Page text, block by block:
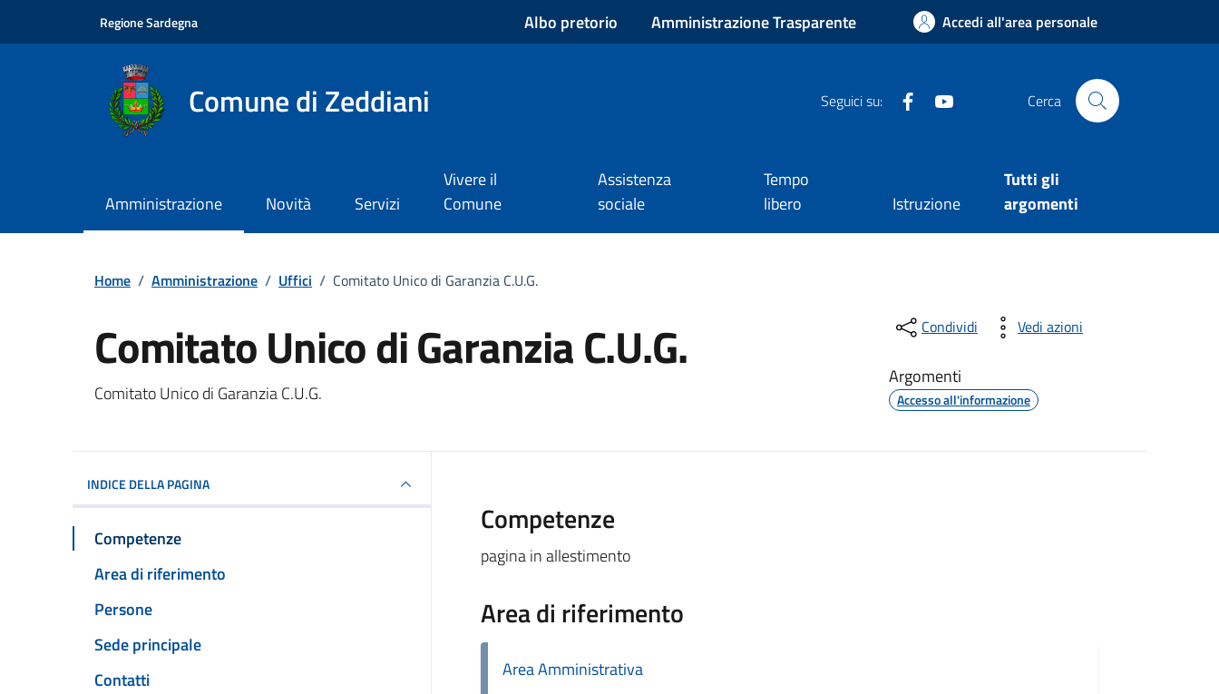
Regione Sardegna Albo pretorio Amministrazione Trasparente Accedi all'area personale
Comune di Zeddiani Seguici su: Facebook Cerca
Amministrazione Novità Servizi
Vivere il
Comune
Assistenza
sociale
Tempo
libero
Istruzione
Tutti gli
argomenti
Home / Amministrazione / Uffici / Comitato Unico di Garanzia C.U.G.
Comitato Unico di Garanzia C.U.G.
Descrizione breve
Comitato Unico di Garanzia C.U.G.
Condividi Vedi azioni
Argomenti
Accesso all'informazione
INDICE DELLA PAGINA
Competenze
Area di riferimento
Persone
Sede principale
Contatti
Competenze
pagina in allestimento
Area di riferimento
Area Amministrativa